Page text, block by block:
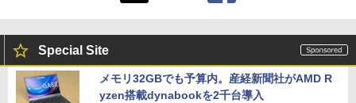
Special Site
メモリ32GBでも予算内。産経新聞社がAMD R
yzen搭載dynabookを2千台導入